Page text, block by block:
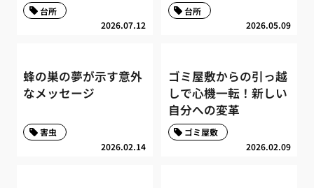
2026.07.12
台所
2026.05.09
台所
蜂の巣の夢が示す意外
なメッセージ
2026.02.14
害虫
ゴミ屋敷からの引っ越
しで心機一転！新しい
自分への変革
2026.02.09
ゴミ屋敷